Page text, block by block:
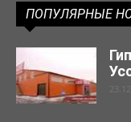
ПОПУЛЯРНЫЕ